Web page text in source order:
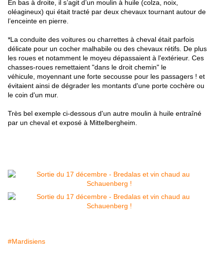
En bas à droite, il s’agit d’un moulin à huile (colza, noix,
oléagineux) qui était tracté par deux chevaux tournant autour de
l’enceinte en pierre.
*La conduite des voitures ou charrettes à cheval était parfois
délicate pour un cocher malhabile ou des chevaux rétifs. De plus
les roues et notamment le moyeu dépassaient à l'extérieur. Ces
chasses-roues remettaient "dans le droit chemin" le
véhicule, moyennant une forte secousse pour les passagers ! et
évitaient ainsi de dégrader les montants d'une porte cochère ou
le coin d'un mur.
Très bel exemple ci-dessous d'un autre moulin à huile entraîné
par un cheval et exposé à Mittelbergheim.
#Mardisiens